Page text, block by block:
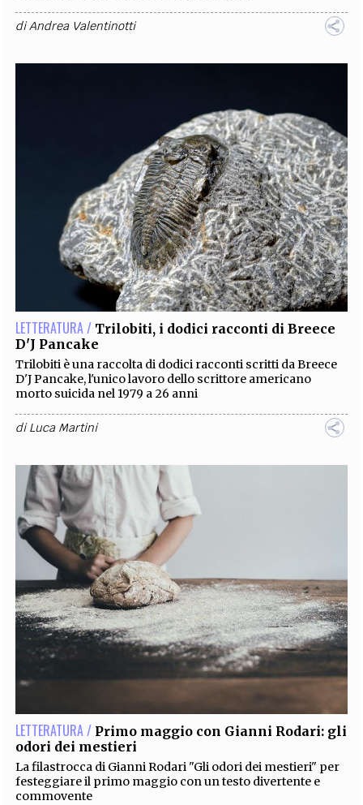
diAndrea Valentinotti
LETTERATURA / Trilobiti, i dodici racconti di Breece
D'J Pancake
Trilobiti è una raccolta di dodici racconti scritti da Breece
D'J Pancake, l'unico lavoro dello scrittore americano
morto suicida nel 1979 a 26 anni
diLuca Martini
LETTERATURA / Primo maggio con Gianni Rodari: gli
odori dei mestieri
La filastrocca di Gianni Rodari "Gli odori dei mestieri" per
festeggiare il primo maggio con un testo divertente e
commovente